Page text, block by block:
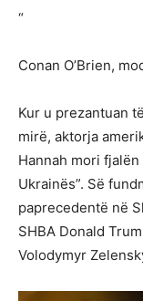
“
Conan O’Brien,
Kur u prezantuan
mirë, aktorja
Hannah mori fjalën
Ukrainës”. Së
paprecedentë në
SHBA Donald
Volodymyr